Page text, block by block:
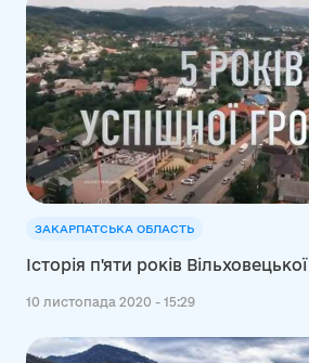
ЗАКАРПАТСЬКА ОБЛАСТЬ
Історія п'яти років
10 листопада 2020 - 15:29